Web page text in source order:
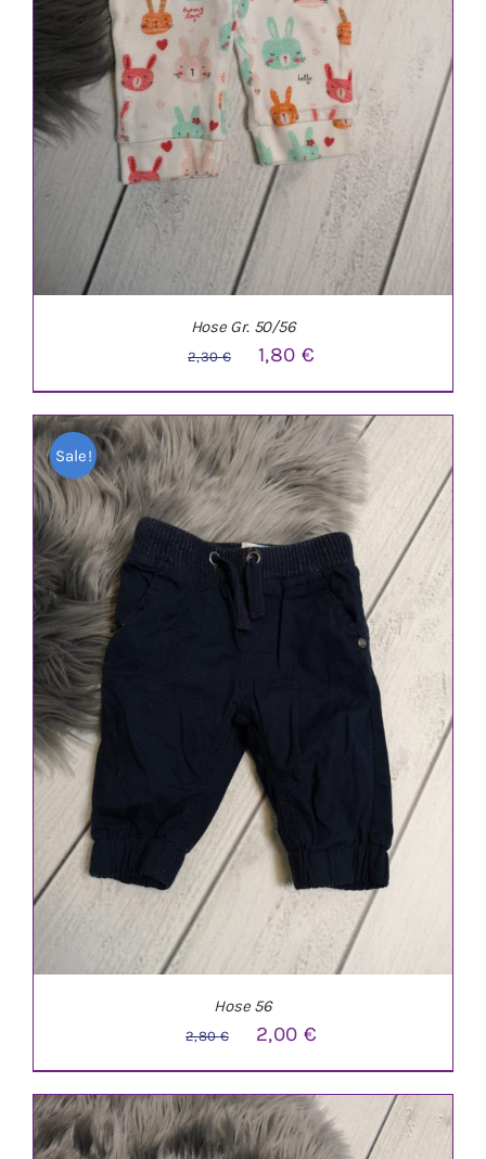
Hose Gr. 50/56
2,30€
Ursprünglicher
Preis
war:
2,30 €
1,80 €Aktueller
Preis
ist:
1,80 €.
Sale!
Hose 56
2,80€
Ursprünglicher
Preis
war:
2,80 €
2,00 €Aktueller
Preis
ist:
2,00 €.